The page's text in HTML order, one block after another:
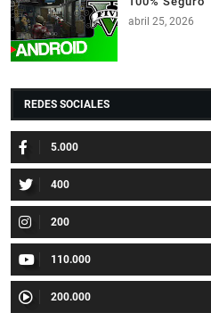
abril 25, 2026
REDES SOCIALES
5.000
400
200
110.000
200.000